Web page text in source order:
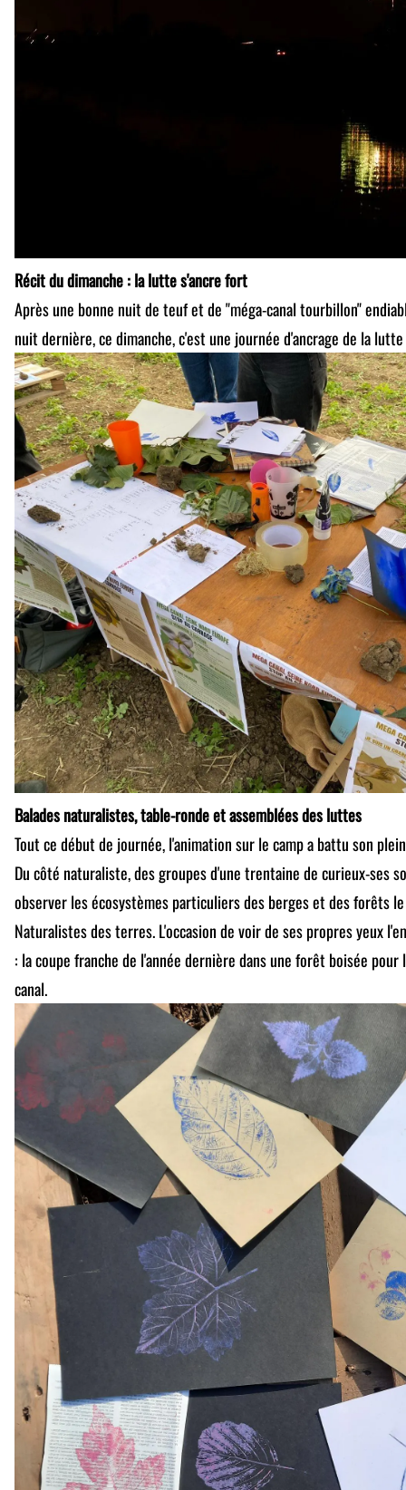
Récit du dimanche : la lutte s'ancre fort
Après une bonne nuit de teuf et de "méga-canal tourbillon"
nuit dernière, ce dimanche, c'est une journée d'ancrage de la
Balades naturalistes, table-ronde et assemblées des luttes
Tout ce début de journée, l'animation sur le camp a battu son
Du côté naturaliste, des groupes d'une trentaine de curieux-ses
observer les écosystèmes particuliers des berges et des forêts
Naturalistes des terres. L'occasion de voir de ses propres yeux
: la coupe franche de l'année dernière dans une forêt boisée
canal.